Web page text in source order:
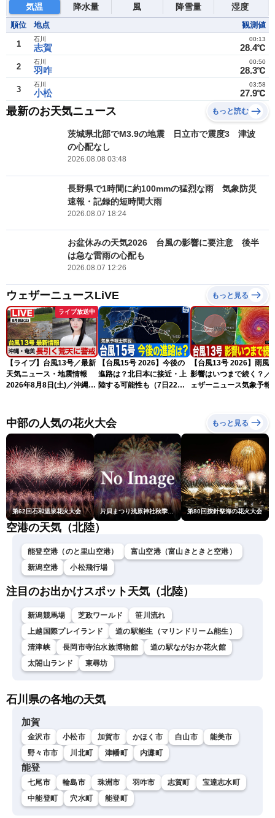
気温 降水量 風 降雪量 湿度
順位 地点 観測値
1 志賀
石川
28.4℃
00:13
2 羽咋
石川
28.3℃
00:50
3 小松
石川
27.9℃
03:58
最新のお天気ニュース もっと読む
茨城県北部でM3.9の地震 日立市で震度3 津波
の心配なし
2026.08.08 03:48
長野県で1時間に約100mmの猛烈な雨 気象防災
速報・記録的短時間大雨
2026.08.07 18:24
お盆休みの天気2026 台風の影響に要注意 後半
は急な雷雨の心配も
2026.08.07 12:26
ウェザーニュースLiVE もっと見る
ライブ放送中
【ライブ】台風13号／最新
天気ニュース・地震情報
2026年8月8日(土)／沖縄・
〈ウェザーニュースLiVEモ
ーニング・松本真央／山口
剛央〉
【台風15号 2026】今後の
進路は？北日本に接近・上
陸する可能性も（7日22時
【台風13号 2026】雨風
影響はいつまで続く？／
ェザーニュース気象予報
中部の人気の花火大会 もっと見る
第62回石和温泉花火大会 片貝まつり浅原神社秋季例大祭奉納大煙火 第80回按針祭海の花火大会
空港の天気（北陸）
能登空港（のと里山空港）
富山空港（富山きときと空港）
新潟空港
小松飛行場
注目のお出かけスポット天気（北陸）
新潟競馬場 芝政ワールド
笹川流れ
上越国際プレイランド
道の駅能生（マリンドリーム能生）
清津峡
長岡市寺泊水族博物館
道の駅ながおか花火館
太閤山ランド
東尋坊
石川県の各地の天気
加賀
金沢市 小松市 加賀市 かほく市 白山市
能美市
野々市市
川北町 津幡町 内灘町
能登
七尾市 輪島市 珠洲市 羽咋市 志賀町
宝達志水町
中能登町
穴水町 能登町